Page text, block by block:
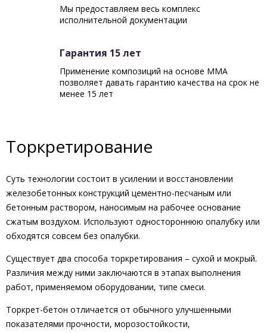
Мы предоставляем весь комплекс
исполнительной документации
Гарантия 15 лет
Применение композиций на основе ММА
позволяет давать гарантию качества на срок не
менее 15 лет
Торкретирование
Суть технологии состоит в усилении и восстановлении
железобетонных конструкций цементно-песчаным или
бетонным раствором, наносимым на рабочее основание
сжатым воздухом. Используют одностороннюю опалубку или
обходятся совсем без опалубки.
Существует два способа торкретирования – сухой и мокрый.
Различия между ними заключаются в этапах выполнения
работ, применяемом оборудовании, типе смеси.
Торкрет-бетон отличается от обычного улучшенными
показателями прочности, морозостойкости,